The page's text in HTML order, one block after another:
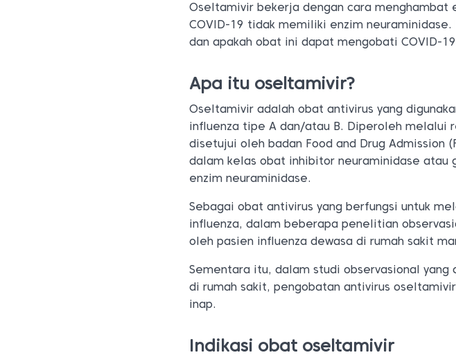
Oseltamivir bekerja dengan cara menghambat
COVID-19 tidak memiliki enzim
dan apakah obat ini dapat mengobati COVID-
Apa itu oseltamivir?
Oseltamivir adalah obat antivirus yang
influenza tipe A dan/atau B. Diperoleh melalui
disetujui oleh badan Food and Drug Admission
dalam kelas obat inhibitor neuraminidase atau
enzim neuraminidase.
Sebagai obat antivirus yang berfungsi untuk
influenza, dalam beberapa penelitian
oleh pasien influenza dewasa di rumah sakit
Sementara itu, dalam studi observasional yang
di rumah sakit, pengobatan antivirus
inap.
Indikasi obat oseltamivir